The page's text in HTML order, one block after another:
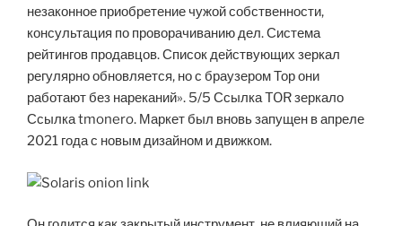
незаконное приобретение чужой собственности,
консультация по проворачиванию дел. Система
рейтингов продавцов. Список действующих зеркал
регулярно обновляется, но с браузером Тор они
работают без нареканий». 5/5 Ссылка TOR зеркало
Ссылка tmonero. Маркет был вновь запущен в апреле
2021 года с новым дизайном и движком.